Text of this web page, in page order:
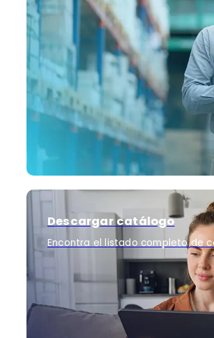
Descargar catálogo
Encontra el listado completo de